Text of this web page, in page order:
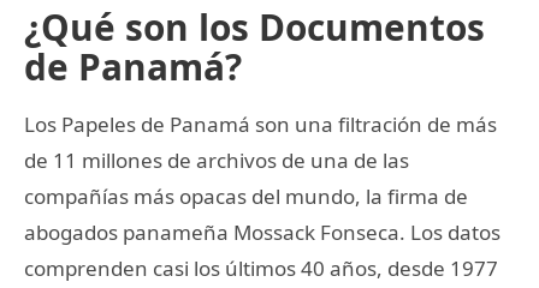
¿Qué son los Documentos
de Panamá?
Los Papeles de Panamá son una filtración de más
de 11 millones de archivos de una de las
compañías más opacas del mundo, la firma de
abogados panameña Mossack Fonseca. Los datos
comprenden casi los últimos 40 años, desde 1977